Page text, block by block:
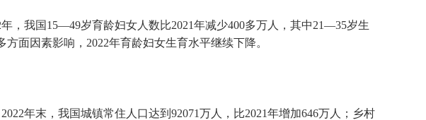
年，我国 15—49岁育龄妇女人数比2021年减少400多万人，其中21—35岁生
面因素影响， 2022年育龄妇女生育水平继续下降。
2022年末，我国城镇常住人口达到 92071万人，比2021年增加646万人；乡村